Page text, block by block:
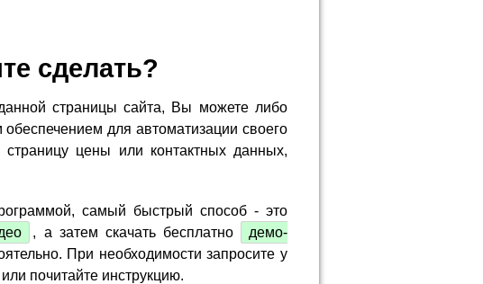
сделать?
страницы сайта, Вы можете либо
для автоматизации своего
цены или контактных данных,
самый быстрый способ - это
, а затем скачать бесплатно
демо-
При необходимости запросите у
почитайте инструкцию.